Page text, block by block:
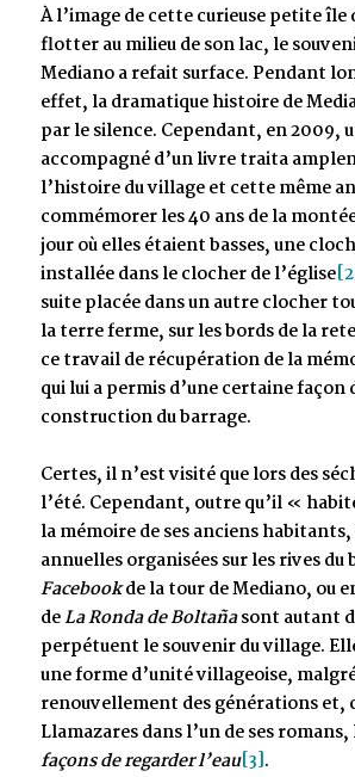
À l’image de cette curieuse petite île
flotter au milieu de son lac, le
Mediano a refait surface. Pendant
effet, la dramatique histoire de
par le silence. Cependant, en 2009,
accompagné d’un livre traita
l’histoire du village et cette même
commémorer les 40 ans de la
jour où elles étaient basses, une
installée dans le clocher de l’église
suite placée dans un autre clocher
la terre ferme, sur les bords de la
ce travail de récupération de la
qui lui a permis d’une certaine façon
construction du barrage.
Certes, il n’est visité que lors des
l’été. Cependant, outre qu’il «
la mémoire de ses anciens
annuelles organisées sur les rives du
Facebookde la tour de Mediano, ou
deLa Ronda de Boltañasont autant
perpétuent le souvenir du village.
une forme d’unité villageoise,
renouvellement des générations et,
Llamazares dans l’un de ses romans,
façons deregarder l’eau[3].